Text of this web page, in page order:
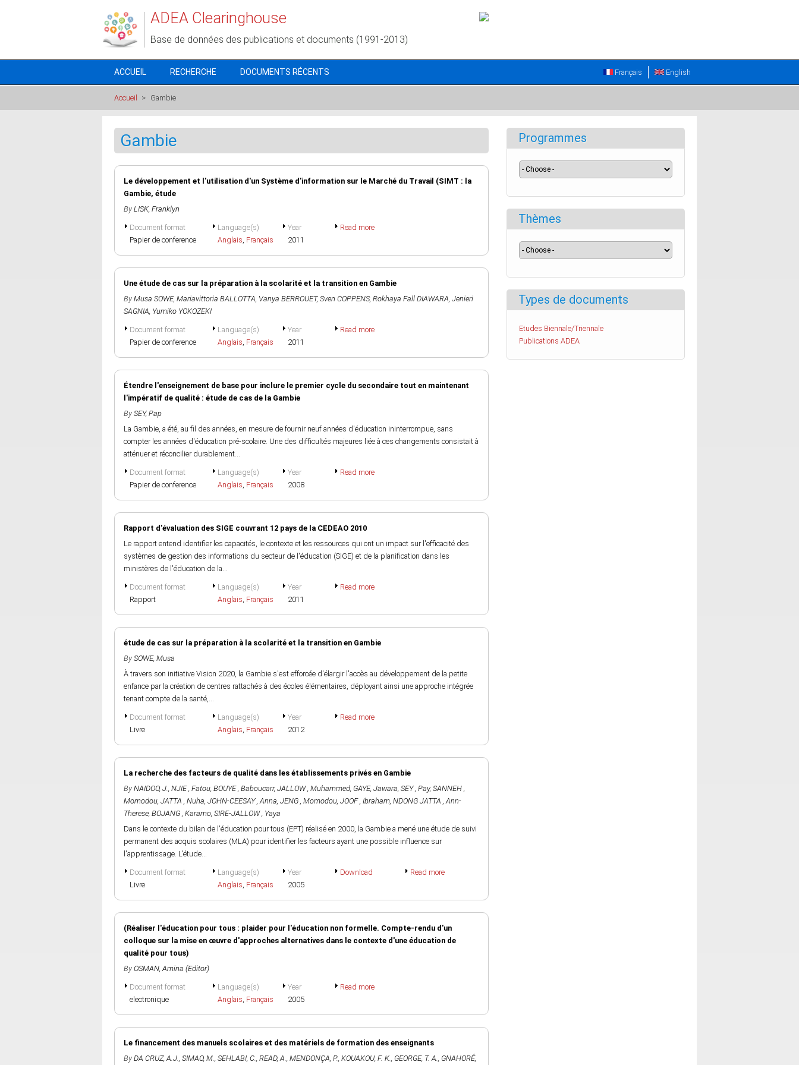
ADEA Clearinghouse
Base de données des publications et documents (1991-2013)
ACCUEIL RECHERCHE DOCUMENTS RÉCENTS English
Français
Accueil > Gambie
Gambie
Le développement et l'utilisation d'un Système d'information sur le Marché du Travail (SIMT : la
Gambie, étude
By LISK, Franklyn
Document format
Papier de conference
Language(s)
Anglais, Français
Year
2011
Read more
Une étude de cas sur la préparation à la scolarité et la transition en Gambie
By Musa SOWE, Mariavittoria BALLOTTA, Vanya BERROUET, Sven COPPENS, Rokhaya Fall DIAWARA, Jenieri
SAGNIA, Yumiko YOKOZEKI
Document format
Papier de conference
Language(s)
Anglais, Français
Year
2011
Read more
Étendre l'enseignement de base pour inclure le premier cycle du secondaire tout en maintenant
l'impératif de qualité : étude de cas de la Gambie
By SEY, Pap
La Gambie, a été, au fil des années, en mesure de fournir neuf années d'éducation ininterrompue, sans
compter les années d'éducation pré-scolaire. Une des difficultés majeures liée à ces changements consistait à
atténuer et réconcilier durablement...
Document format
Papier de conference
Language(s)
Anglais, Français
Year
2008
Read more
Rapport d'évaluation des SIGE couvrant 12 pays de la CEDEAO 2010
Le rapport entend identifier les capacités, le contexte et les ressources qui ont un impact sur l'efficacité des
systèmes de gestion des informations du secteur de l'éducation (SIGE) et de la planification dans les
ministères de l'éducation de la...
Document format
Rapport
Language(s)
Anglais, Français
Year
2011
Read more
étude de cas sur la préparation à la scolarité et la transition en Gambie
By SOWE, Musa
À travers son initiative Vision 2020, la Gambie s'est efforcée d'élargir l'accès au développement de la petite
enfance par la création de centres rattachés à des écoles élémentaires, déployant ainsi une approche intégrée
tenant compte de la santé,...
Document format
Livre
Language(s)
Anglais, Français
Year
2012
Read more
La recherche des facteurs de qualité dans les établissements privés en Gambie
By NAIDOO, J., NJIE , Fatou, BOUYE , Baboucarr, JALLOW , Muhammed, GAYE, Jawara, SEY , Pay, SANNEH ,
Momodou, JATTA , Nuha, JOHN-CEESAY , Anna, JENG , Momodou, JOOF , Ibraham, NDONG JATTA , Ann-
Therese, BOJANG , Karamo, SIRE-JALLOW , Yaya
Dans le contexte du bilan de l'éducation pour tous (EPT) réalisé en 2000, la Gambie a mené une étude de suivi
permanent des acquis scolaires (MLA) pour identifier les facteurs ayant une possible influence sur
l'apprentissage. L'étude...
Document format
Livre
Language(s)
Anglais, Français
Year
2005
Download Read more
(Réaliser l'éducation pour tous : plaider pour l'éducation non formelle. Compte-rendu d'un
colloque sur la mise en œuvre d'approches alternatives dans le contexte d'une éducation de
qualité pour tous)
By OSMAN, Amina (Editor)
Document format
electronique
Language(s)
Anglais, Français
Year
2005
Read more
Le financement des manuels scolaires et des matériels de formation des enseignants
By DA CRUZ, A.J., SIMAO, M., SEHLABI, C., READ, A., MENDONÇA, P., KOUAKOU, F. K., GEORGE, T. A., GNAHORÉ,
Programmes
Thèmes
Types de documents
Etudes Biennale/Triennale
Publications ADEA